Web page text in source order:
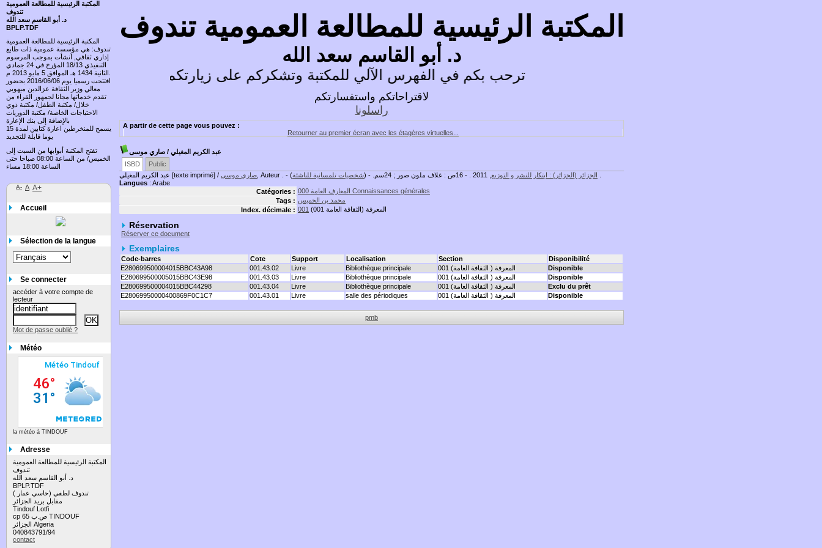
المكتبة الرئيسية للمطالعة العمومية تندوف
د. أبو القاسم سعد الله
ترحب بكم في الفهرس الآلي للمكتبة وتشكركم على زيارتكم وتسعد باقتراحاتكم
لاقتراحاتكم واستفسارتكم
راسلونا
A partir de cette page vous pouvez :
Retourner au premier écran avec les étagères virtuelles...
عبد الكريم المغيلي / صاري موسى
ISBD
Public
عبد الكريم المغيلي [texte imprimé] / صاري موسى , Auteur . - الجزائر (الجزائر) : ابتكار للنشر و التوزيع شخصيات تلمسانية للناشئة
Langues : Arabe
Catégories :
المعارف العامة 000 Connaissances générales
Tags : محمد بن الخميس
Index. décimale : 001 المعرفة (الثقافة العامة 001)
Réservation
Réserver ce document
Exemplaires
Code-barres Cote Support Localisation Section
Disponibilité
E280699500004015BBC43A98
001.43.02 Livre Bibliothèque principale 001 المعرفة ( الثقافة العامة)
Disponible
E280699500005015BBC43E98
001.43.03 Livre Bibliothèque principale 001 المعرفة ( الثقافة العامة)
Disponible
E280699500004015BBC44298
001.43.04 Livre Bibliothèque principale 001 المعرفة ( الثقافة العامة)
Exclu du prêt
E28069950000400869F0C1C7
001.43.01 Livre salle des périodiques 001 المعرفة ( الثقافة العامة) Disponible
pmb
المكتبة الرئيسية للمطالعة العمومية
تندوف
د. أبو القاسم سعد الله
BPLP.TDF
المكتبة الرئيسية للمطالعة العمومية
تندوف: هي مؤسسة عمومية ذات طابع
إداري ثقافي, أنشأت بموجب المرسوم
التنفيذي 18/13 المؤرخ في 24 جمادي
افتتحت رسميا يوم 2016/06/06 بحضور
معالي وزير الثقافة عزالدين ميهوبي
تقدم خدماتها مجانا لجمهور القراء من
خلال/ مكتبة الطفل/ مكتبة ذوي
الاحتياجات الخاصة/ مكتبة الدوريات
بالإضافة إلى بنك الإعارة
يسمح للمنخرطين اعارة كتابين لمدة 15
يوما قابلة للتجديد
تفتح المكتبة أبوابها من السبت إلى
الخميس/ من الساعة 08:00 صباحا حتى
الساعة 18:00 مساء
A- A A+
Accueil
Sélection de la langue
Se connecter
accéder à votre compte de
lecteur
Mot de passe oublié ?
Météo
la météo à TINDOUF
Adresse
المكتبة الرئيسية للمطالعة العمومية
تندوف
د. أبو القاسم سعد الله
BPLP.TDF
تندوف لطفي (حاسي عمار )
مقابل بريد الجزائر
Tindouf Lotfi
cp 65 ص.ب TINDOUF
الجزائر Algeria
040843791/94
contact